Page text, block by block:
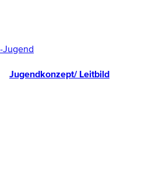
Jugend
Jugendkonzept/ Leitbild